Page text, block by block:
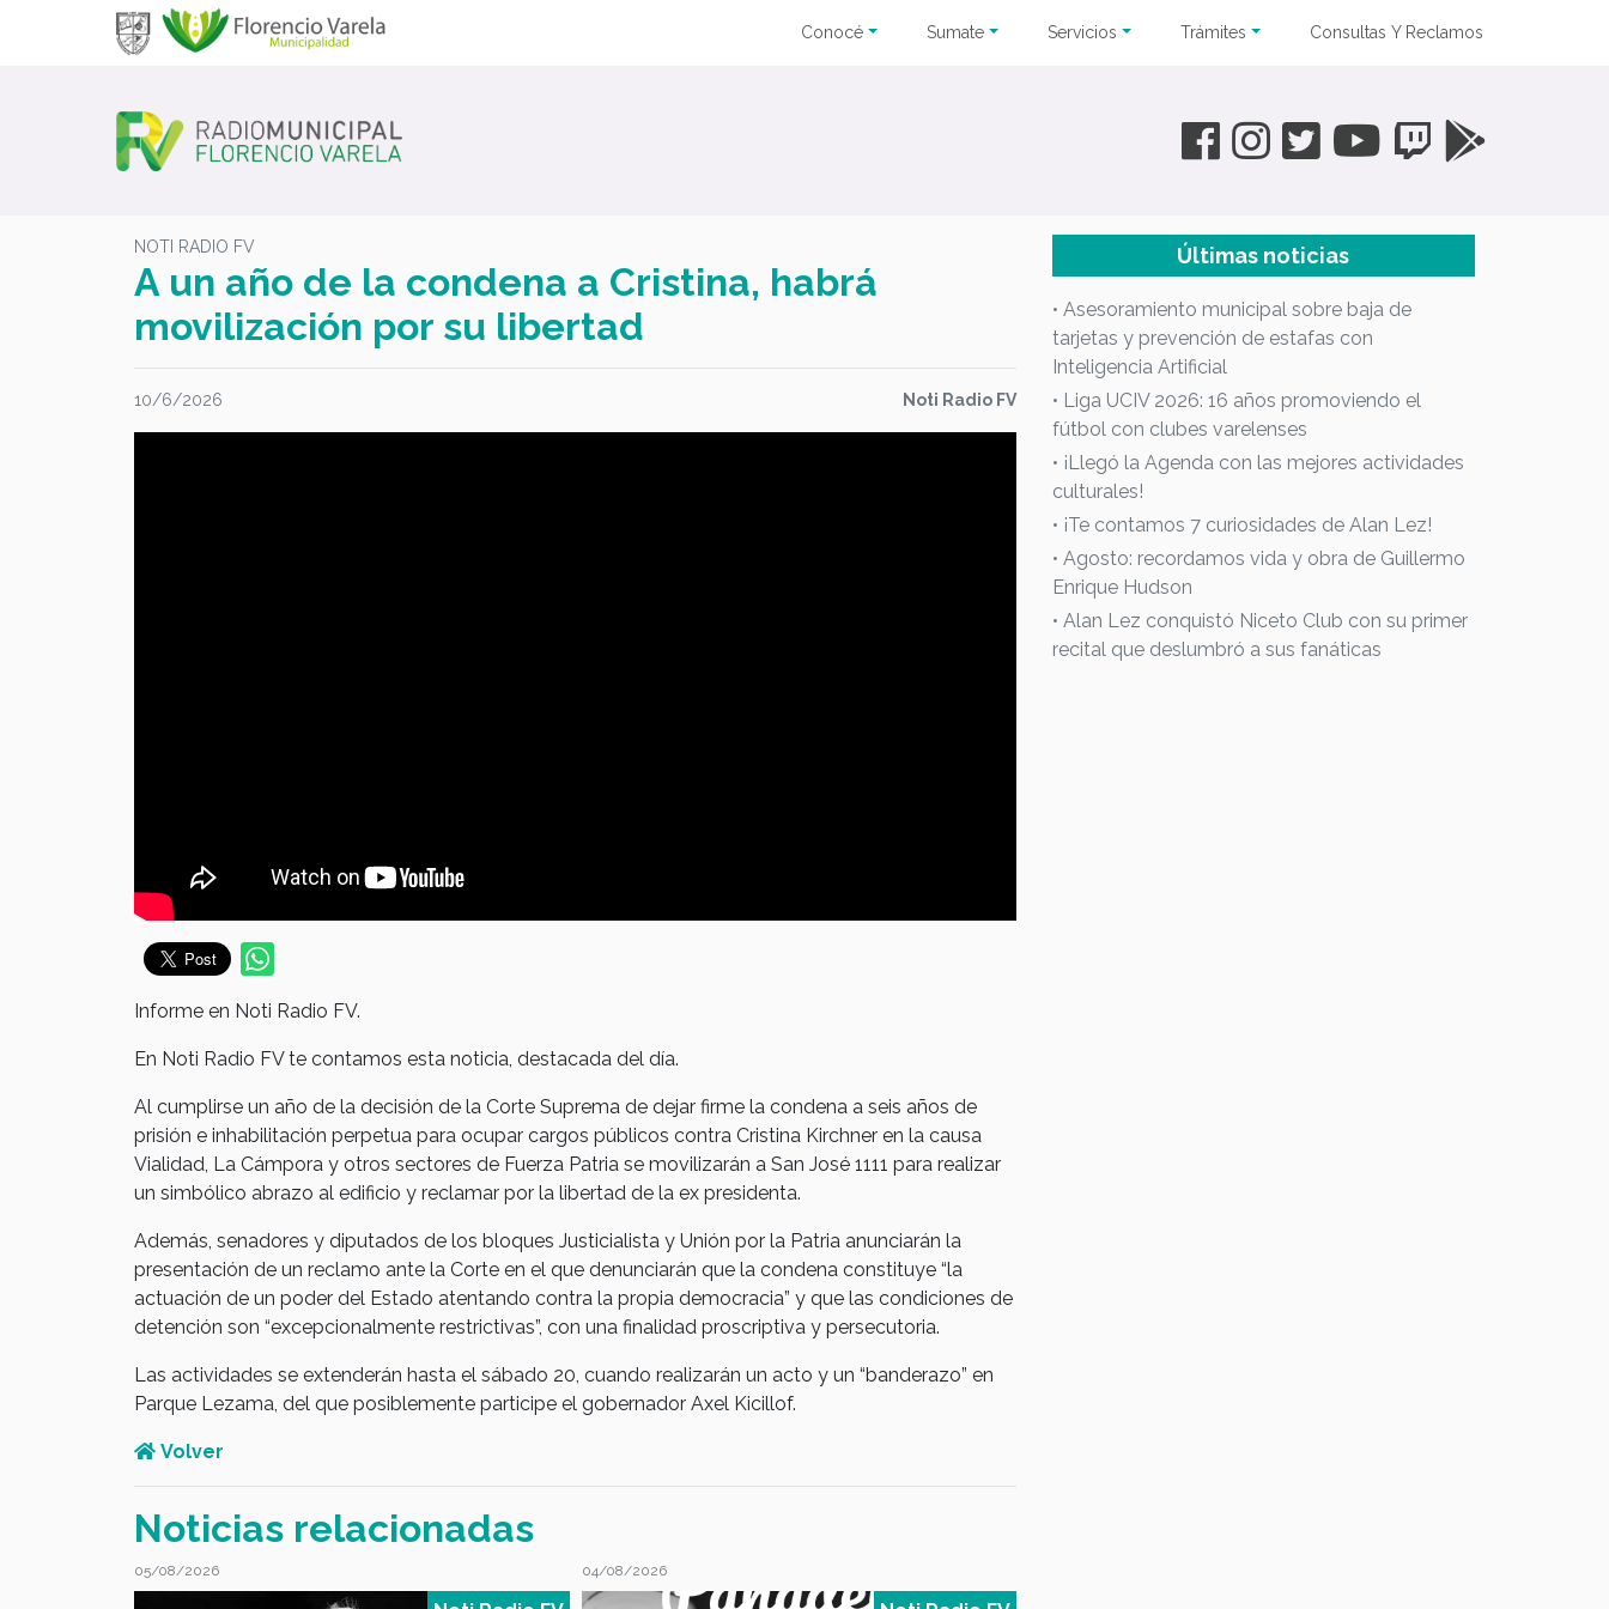
Conocé Sumate Servicios Trámites Consultas Y Reclamos
NOTI RADIO FV
A un año de la condena a Cristina, habrá
movilización por su libertad
10/6/2026 Noti Radio FV
Informe en Noti Radio FV.
En Noti Radio FV te contamos esta noticia, destacada del día.
Al cumplirse un año de la decisión de la Corte Suprema de dejar firme la condena a seis años de
prisión e inhabilitación perpetua para ocupar cargos públicos contra Cristina Kirchner en la causa
Vialidad, La Cámpora y otros sectores de Fuerza Patria se movilizarán a San José 1111 para realizar
un simbólico abrazo al edificio y reclamar por la libertad de la ex presidenta.
Además, senadores y diputados de los bloques Justicialista y Unión por la Patria anunciarán la
presentación de un reclamo ante la Corte en el que denunciarán que la condena constituye “la
actuación de un poder del Estado atentando contra la propia democracia” y que las condiciones de
detención son “excepcionalmente restrictivas”, con una finalidad proscriptiva y persecutoria.
Las actividades se extenderán hasta el sábado 20, cuando realizarán un acto y un “banderazo” en
Parque Lezama, del que posiblemente participe el gobernador Axel Kicillof.
Volver
Noticias relacionadas
05/08/2026 04/08/2026
Últimas noticias
• Asesoramiento municipal sobre baja de
tarjetas y prevención de estafas con
Inteligencia Artificial
• Liga UCIV 2026: 16 años promoviendo el
fútbol con clubes varelenses
• ¡Llegó la Agenda con las mejores actividades
culturales!
• ¡Te contamos 7 curiosidades de Alan Lez!
• Agosto: recordamos vida y obra de Guillermo
Enrique Hudson
• Alan Lez conquistó Niceto Club con su primer
recital que deslumbró a sus fanáticas